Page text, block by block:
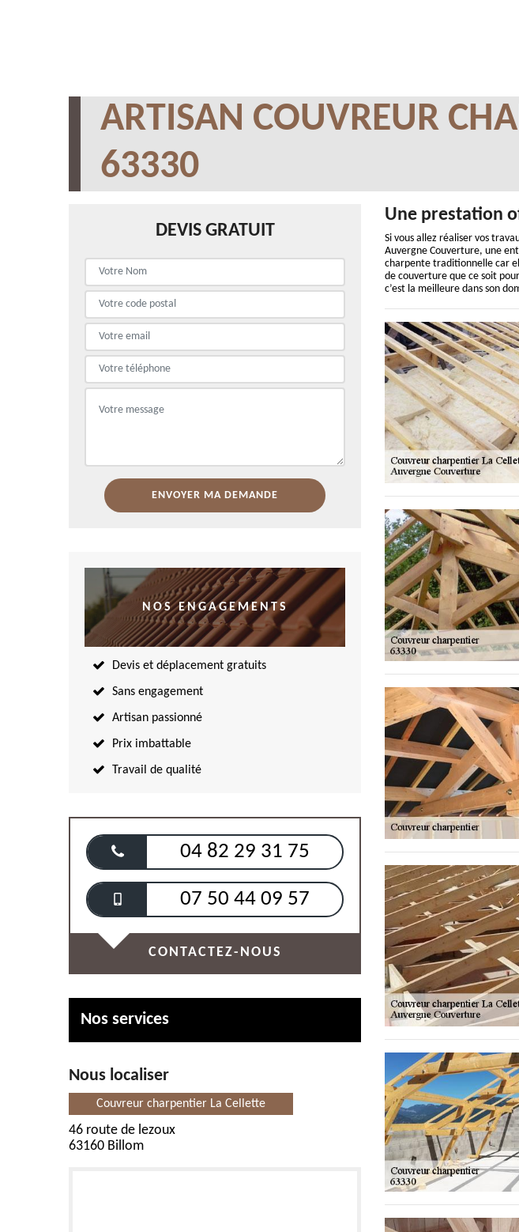
ARTISAN COUVREUR
63330
DEVIS GRATUIT
NOS ENGAGEMENTS
Devis et déplacement gratuits
Sans engagement
Artisan passionné
Prix imbattable
Travail de qualité
04 82 29 31 75
07 50 44 09 57
CONTACTEZ-NOUS
Nos services
Nous localiser
Couvreur charpentier La Cellette
46 route de lezoux
63160 Billom
Une prestation
Si vous allez réaliser vos
Auvergne Couverture, une
charpente traditionnelle car
de couverture que ce soit
c’est la meilleure dans son